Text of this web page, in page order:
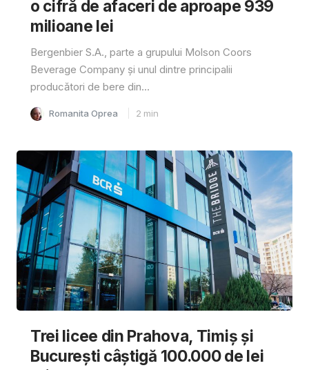
o cifră de afaceri de aproape 939
milioane lei
Bergenbier S.A., parte a grupului Molson Coors
Beverage Company și unul dintre principalii
producători de bere din...
Romanita Oprea 2 min
Trei licee din Prahova, Timiș și
București câștigă 100.000 de lei